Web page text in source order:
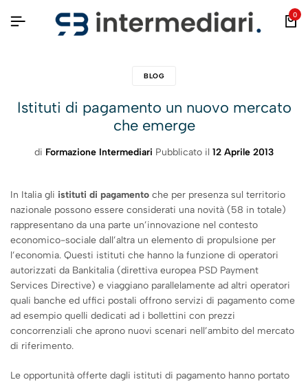
0
BLOG
Istituti di pagamento un nuovo mercato
che emerge
di Formazione Intermediari Pubblicato il 12 Aprile 2013
In Italia gli istituti di pagamento che per presenza sul territorio
nazionale possono essere considerati una novità (58 in totale)
rappresentano da una parte un’innovazione nel contesto
economico-sociale dall’altra un elemento di propulsione per
l’economia. Questi istituti che hanno la funzione di operatori
autorizzati da Bankitalia (direttiva europea PSD Payment
Services Directive) e viaggiano parallelamente ad altri operatori
quali banche ed uffici postali offrono servizi di pagamento come
ad esempio quelli dedicati ad i bollettini con prezzi
concorrenziali che aprono nuovi scenari nell’ambito del mercato
di riferimento.
Le opportunità offerte dagli istituti di pagamento hanno portato